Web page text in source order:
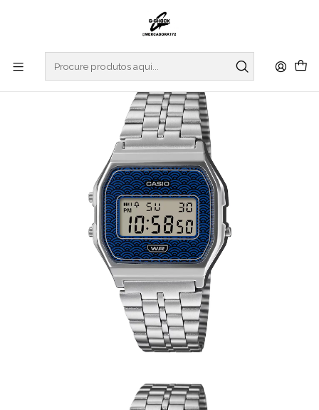
CASIO COLLECTION
Seigaiha Edition Made In Japan Vintage Series A159WEVJ-2ER